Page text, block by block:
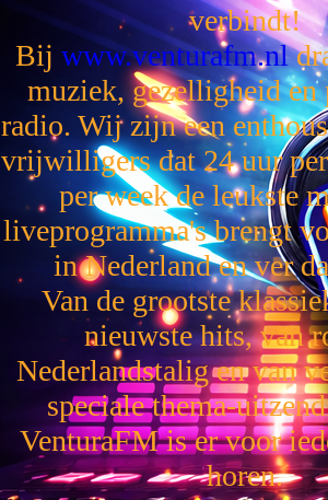
verbindt!
Bij www.venturafm.nl
muziek, gezelligheid en
radio. Wij zijn een
vrijwilligers dat 24 uur
per week de leukste
liveprogramma's brengt
in Nederland en ver
Van de grootste
nieuwste hits, van
Nederlandstalig en van
speciale thema-
VenturaFM is er voor
horen.